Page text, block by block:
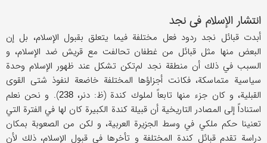
انتشار الإسلام في نجد
أبدت قبائل نجد ردود فعل مختلفة فيما يتعلق بقبول الإسلام، بل إن
البعض منها مثل قبائل من غطفان تحالفت مع قريش ضد الإسلام، و
السبب في ذلك أن منطقة نجد لم‌تكن تشكل عند ظهور الإسلام وحدة
سياسية متماسكة، فكانت أجزاؤها المختلفة خاضعة لنفوذ شتى القوى
القبلية، و كان جزء منها تابعاً لملوك كندة (ظ: دنر،238). و نحن نعلم
استناداً إلى المصادر التاريخية أن قبيلة كندة الكبيرة كان لها في الفترة التي
تعنينا حكم ملكي في وسط الجزيرة العربية، و لكن من الصعوبة بمكان
دراسة تقدم قبائل كندة المختلفة و تأخرها في قبول الإسلام، ذلك لأن